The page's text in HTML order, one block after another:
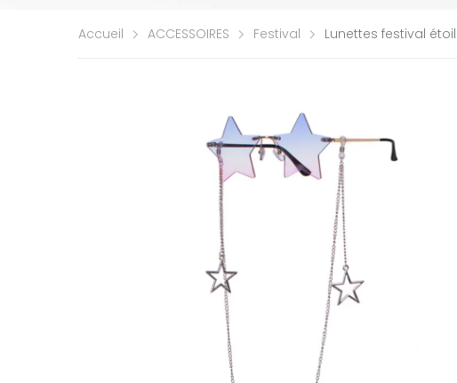
Accueil ACCESSOIRES Festival Lunettes festival